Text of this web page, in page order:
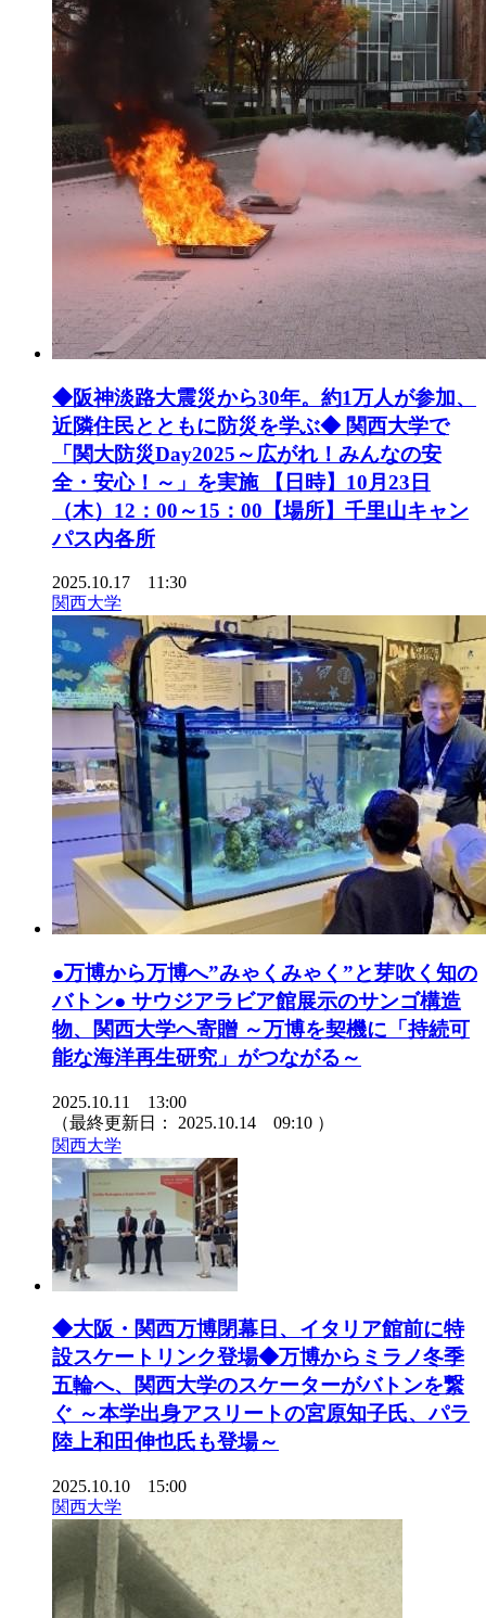
◆阪神淡路大震災から30年。約1万人が参加、
近隣住民とともに防災を学ぶ◆ 関西大学で
「関大防災Day2025～広がれ！みんなの安
全・安心！～」を実施 【日時】10月23日
（木）12：00～15：00【場所】千里山キャン
パス内各所
2025.10.17 11:30
関西大学
●万博から万博へ”みゃくみゃく”と芽吹く知の
バトン● サウジアラビア館展示のサンゴ構造
物、関西大学へ寄贈 ～万博を契機に「持続可
能な海洋再生研究」がつながる～
2025.10.11 13:00
（最終更新日： 2025.10.14 09:10 ）
関西大学
◆大阪・関西万博閉幕日、イタリア館前に特
設スケートリンク登場◆万博からミラノ冬季
五輪へ、関西大学のスケーターがバトンを繋
ぐ ～本学出身アスリートの宮原知子氏、パラ
陸上和田伸也氏も登場～
2025.10.10 15:00
関西大学